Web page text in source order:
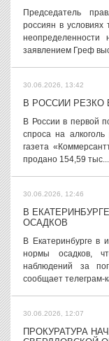
Председатель
россиян в условиях
заявлением Греф
30.06.2026, 13:42
В РОССИИ
В России в первой
спроса на
газета
продано 154,59
30.06.2026, 12:46
В
ОСАДКОВ
В Екатеринбурге в
нормы осадков,
наблюдений за
сообщает телеграм-
30.06.2026, 12:07
ПРОКУРАТУРА